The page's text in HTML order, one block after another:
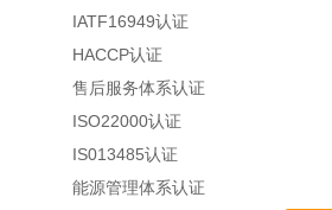
IATF16949认证
HACCP认证
售后服务体系认证
ISO22000认证
IS013485认证
能源管理体系认证